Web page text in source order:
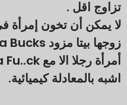
تزاوج اقل .
لا يمكن أن تخون إمرأة
اشبه بالمعادلة كيميائية.